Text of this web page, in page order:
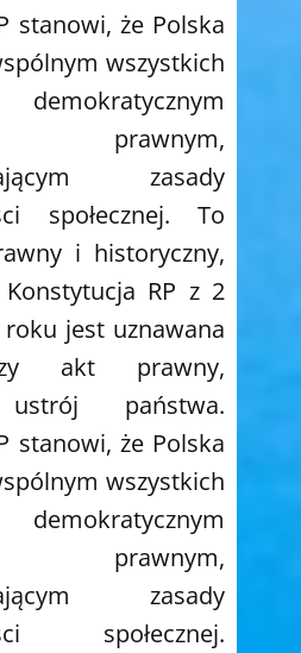
stanowi, że Polska
wszystkich
prawnym,
zasady
społecznej. To
i historyczny,
RP z 2
jest uznawana
akt prawny,
ustrój państwa.
stanowi, że Polska
wszystkich
prawnym,
zasady
społecznej.